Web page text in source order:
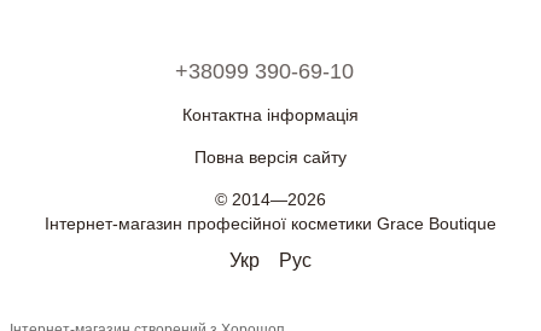
+38099 390-69-10
Контактна інформація
Повна версія сайту
© 2014—2026
Інтернет-магазин професійної косметики Grace Boutique
Укр Рус